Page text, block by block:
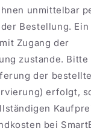
unmittelbar
Bestellung.
Zugang der
zustande. Bitte
der
erfolgt,
bei